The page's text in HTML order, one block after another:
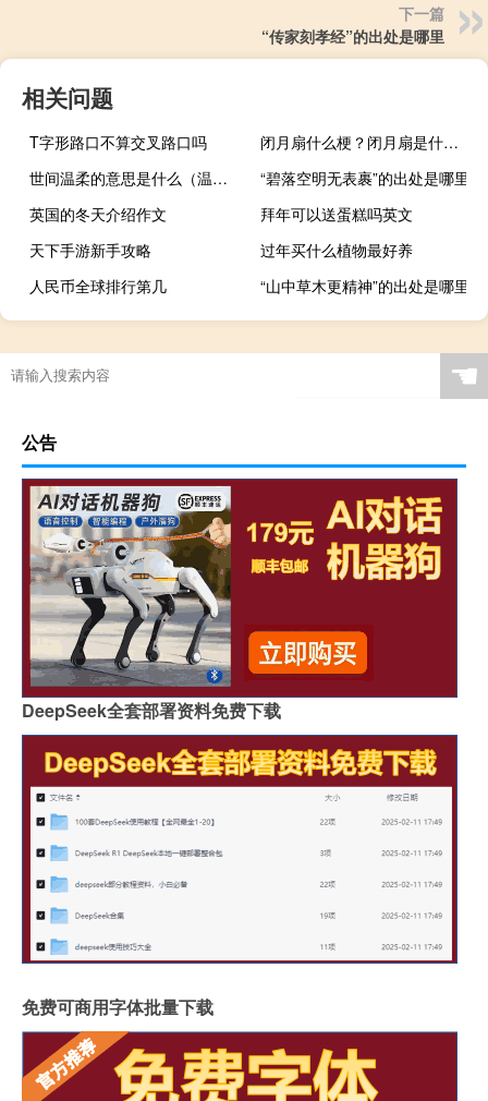
下一篇
“传家刻孝经”的出处是哪里
相关问题
T字形路口不算交叉路口吗
闭月扇什么梗？闭月扇是什么意思什么梗
世间温柔的意思是什么（温柔的意思是什么）
“碧落空明无表裹”的出处是哪里
英国的冬天介绍作文
拜年可以送蛋糕吗英文
天下手游新手攻略
过年买什么植物最好养
人民币全球排行第几
“山中草木更精神”的出处是哪里
☚
公告
DeepSeek全套部署资料免费下载
免费可商用字体批量下载